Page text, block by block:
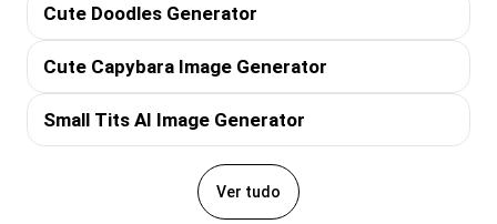
Cute Doodles Generator
Cute Capybara Image Generator
Small Tits AI Image Generator
Ver tudo